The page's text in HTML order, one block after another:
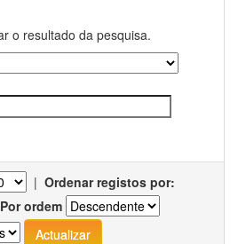
o resultado da pesquisa.
| Ordenar registos por:
Por ordem